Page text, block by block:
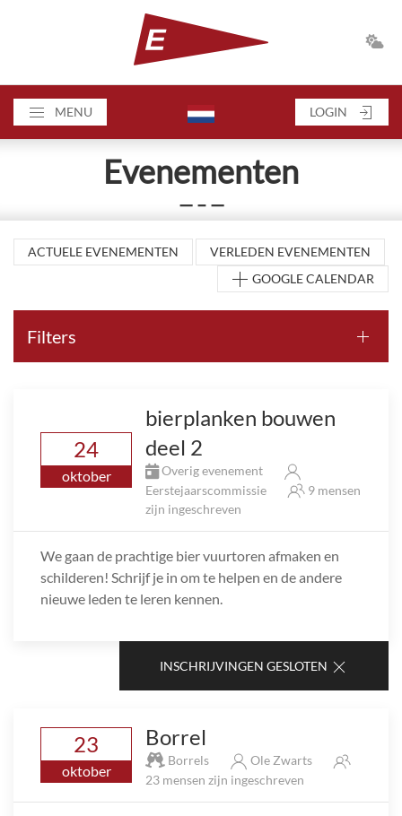
MENU LOGIN
Evenementen
— – —
ACTUELE EVENEMENTEN
VERLEDEN EVENEMENTEN
GOOGLE CALENDAR
Filters
24
oktober
bierplanken bouwen
deel 2
Overig evenement
Eerstejaarscommissie
9 mensen
zijn ingeschreven
We gaan de prachtige bier vuurtoren afmaken en
schilderen! Schrijf je in om te helpen en de andere
nieuwe leden te leren kennen.
INSCHRIJVINGEN GESLOTEN
23
oktober
Borrel
Borrels
Ole Zwarts
23 mensen zijn ingeschreven